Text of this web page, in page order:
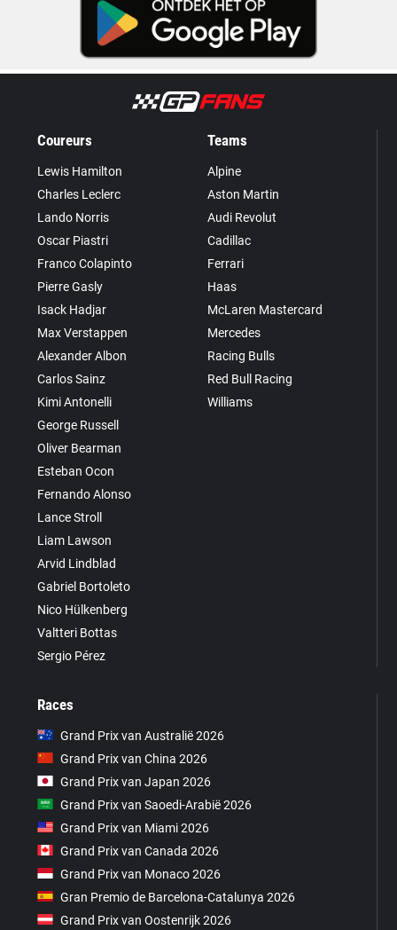
Coureurs
Lewis Hamilton
Charles Leclerc
Lando Norris
Oscar Piastri
Franco Colapinto
Pierre Gasly
Isack Hadjar
Max Verstappen
Alexander Albon
Carlos Sainz
Kimi Antonelli
George Russell
Oliver Bearman
Esteban Ocon
Fernando Alonso
Lance Stroll
Liam Lawson
Arvid Lindblad
Gabriel Bortoleto
Nico Hülkenberg
Valtteri Bottas
Sergio Pérez
Teams
Alpine
Aston Martin
Audi Revolut
Cadillac
Ferrari
Haas
McLaren Mastercard
Mercedes
Racing Bulls
Red Bull Racing
Williams
Races
Grand Prix van Australië 2026
Grand Prix van China 2026
Grand Prix van Japan 2026
Grand Prix van Saoedi-Arabië 2026
Grand Prix van Miami 2026
Grand Prix van Canada 2026
Grand Prix van Monaco 2026
Gran Premio de Barcelona-Catalunya 2026
Grand Prix van Oostenrijk 2026